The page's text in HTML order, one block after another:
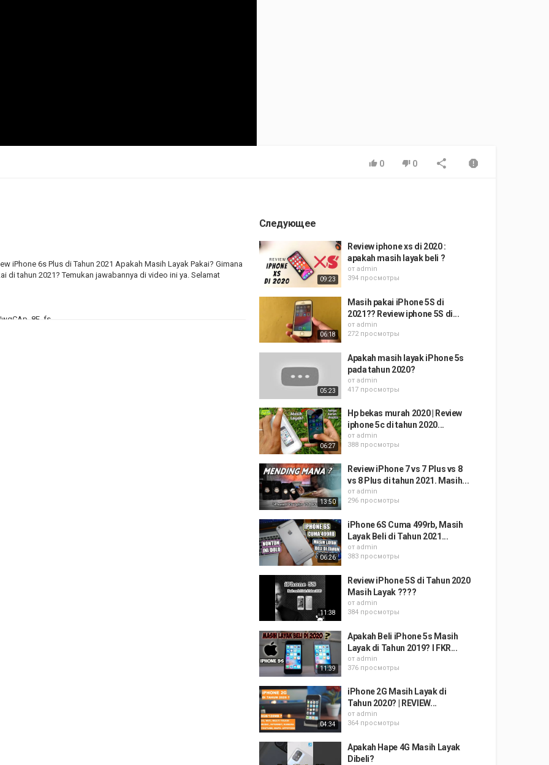
0 0
iPhone 6s Plus di Tahun 2021 Apakah Masih Layak Pakai? Gimana
di tahun 2021? Temukan jawabannya di video ini ya. Selamat
Следующее
09:23
Review iphone xs di 2020 :
apakah masih layak beli ?
от admin
394 просмотры
06:18
Masih pakai iPhone 5S di
2021?? Review iphone 5S di...
от admin
272 просмотры
05:23
Apakah masih layak iPhone 5s
pada tahun 2020?
от admin
417 просмотры
06:27
Hp bekas murah 2020 | Review
iphone 5c di tahun 2020...
от admin
388 просмотры
13:50
Review iPhone 7 vs 7 Plus vs 8
vs 8 Plus di tahun 2021. Masih...
от admin
296 просмотры
06:26
iPhone 6S Cuma 499rb, Masih
Layak Beli di Tahun 2021...
от admin
383 просмотры
11:38
Review iPhone 5S di Tahun 2020
Masih Layak ????
от admin
384 просмотры
11:39
Apakah Beli iPhone 5s Masih
Layak di Tahun 2019? I FKR...
от admin
376 просмотры
04:34
iPhone 2G Masih Layak di
Tahun 2020? | REVIEW...
от admin
364 просмотры
Apakah Hape 4G Masih Layak
Dibeli?